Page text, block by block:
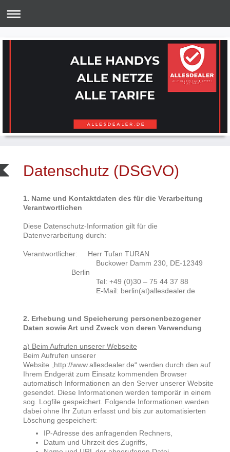
Datenschutz (DSGVO)
1. Name und Kontaktdaten des für die Verarbeitung
Verantwortlichen
Diese Datenschutz-Information gilt für die
Datenverarbeitung durch:
Verantwortlicher: Herr Tufan TURAN
Buckower Damm 230, DE-12349
Berlin
Tel: +49 (0)30 – 75 44 37 88
E-Mail: berlin(at)allesdealer.de
2. Erhebung und Speicherung personenbezogener
Daten sowie Art und Zweck von deren Verwendung
a) Beim Aufrufen unserer Webseite
Beim Aufrufen unserer
Website „http://www.allesdealer.de“ werden durch den auf
Ihrem Endgerät zum Einsatz kommenden Browser
automatisch Informationen an den Server unserer Website
gesendet. Diese Informationen werden temporär in einem
sog. Logfile gespeichert. Folgende Informationen werden
dabei ohne Ihr Zutun erfasst und bis zur automatisierten
Löschung gespeichert:
IP-Adresse des anfragenden Rechners,
Datum und Uhrzeit des Zugriffs,